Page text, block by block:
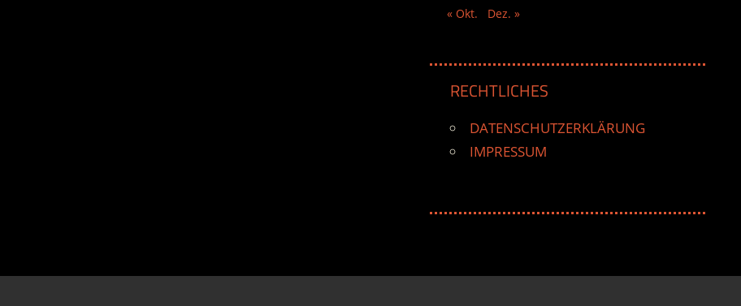
« Okt.
Dez. »
RECHTLICHES
DATENSCHUTZERKLÄRUNG
IMPRESSUM